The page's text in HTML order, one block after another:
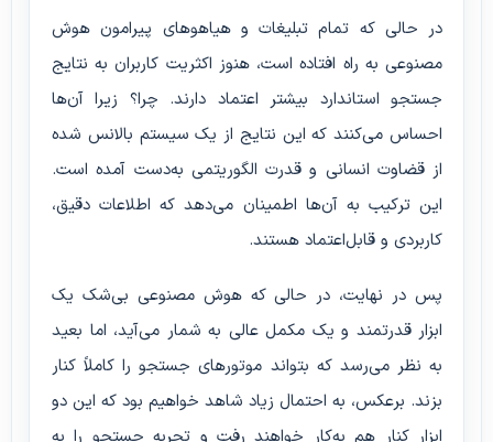
در حالی که تمام تبلیغات و هیاهوهای پیرامون هوش
مصنوعی به راه افتاده است، هنوز اکثریت کاربران به نتایج
جستجو استاندارد بیشتر اعتماد دارند. چرا؟ زیرا آن‌ها
احساس می‌کنند که این نتایج از یک سیستم بالانس شده
از قضاوت انسانی و قدرت الگوریتمی به‌دست آمده است.
این ترکیب به آن‌ها اطمینان می‌دهد که اطلاعات دقیق،
کاربردی و قابل‌اعتماد هستند.
پس در نهایت، در حالی که هوش مصنوعی بی‌شک یک
ابزار قدرتمند و یک مکمل عالی به شمار می‌آید، اما بعید
به نظر می‌رسد که بتواند موتورهای جستجو را کاملاً کنار
بزند. برعکس، به احتمال زیاد شاهد خواهیم بود که این دو